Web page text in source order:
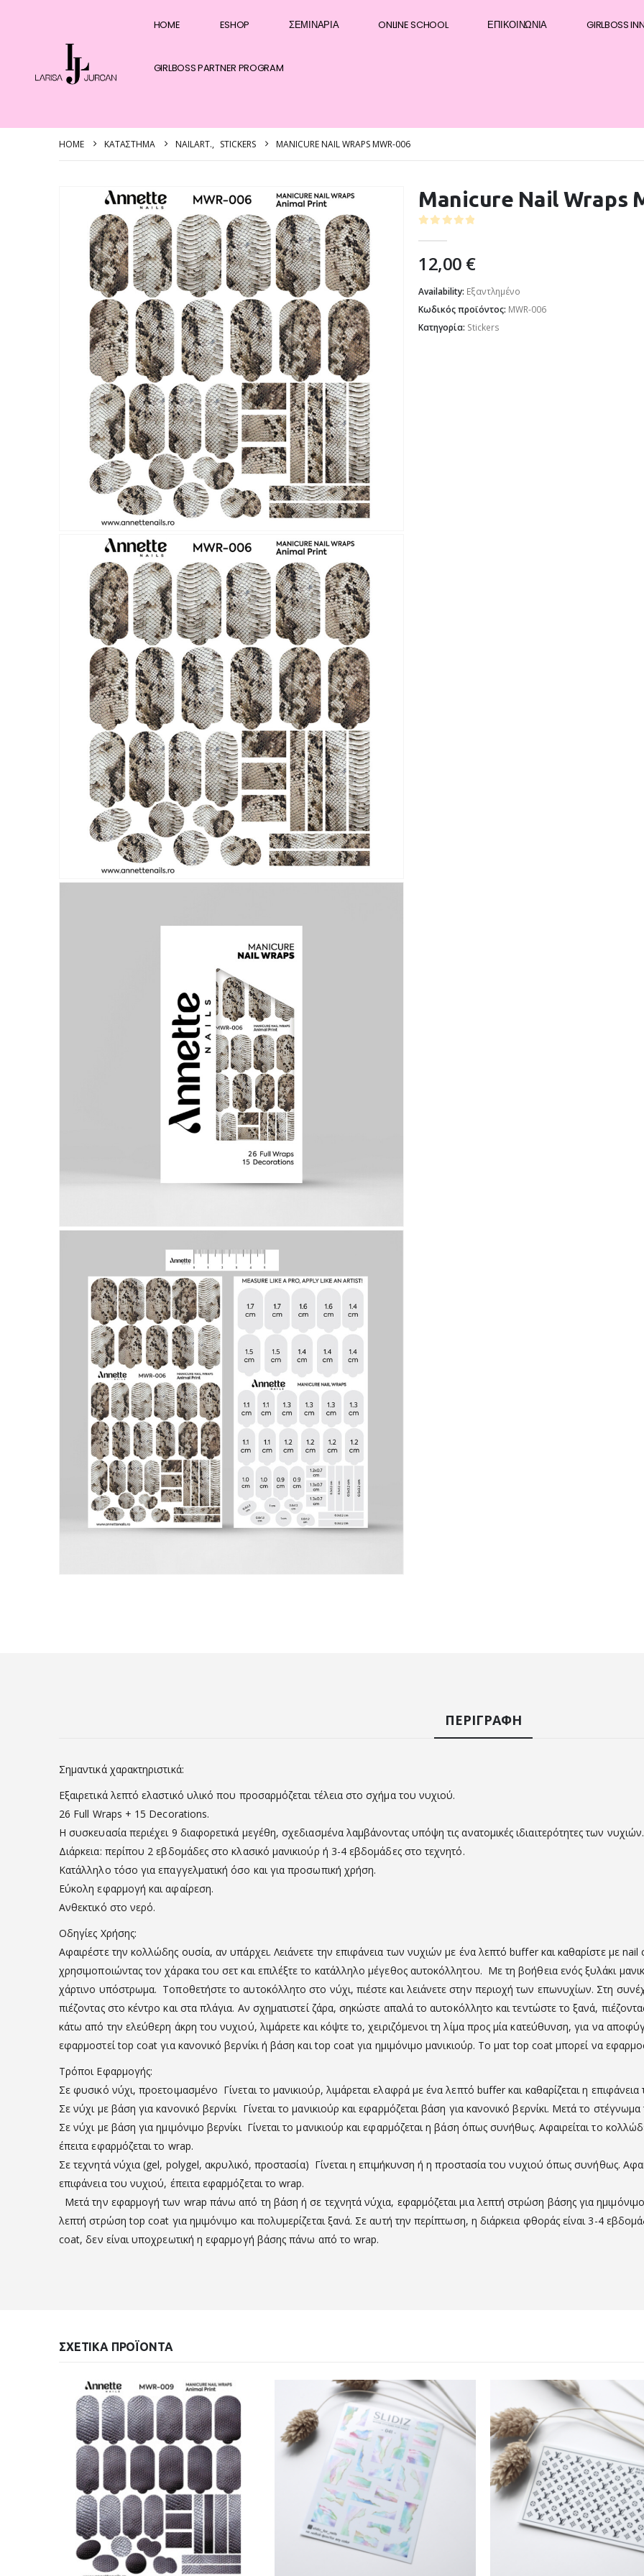
HOME ESHOP ΣΕΜΙΝΆΡΙΑ ONLINE SCHOOL ΕΠΙΚΟΙΝΩΝΊΑ GIRLBOSS
GIRLBOSS PARTNER PROGRAM
HOME ΚΑΤΆΣΤΗΜΑ NAILART., STICKERS MANICURE NAIL WRAPS MWR-006
Manicure Nail Wraps
12,00 €
Availability: Εξαντλημένο
Κωδικός προϊόντος: MWR-006
Κατηγορία: Stickers
ΠΕΡΙΓΡΑΦΉ
Σημαντικά χαρακτηριστικά:
Εξαιρετικά λεπτό ελαστικό υλικό που προσαρμόζεται τέλεια στο σχήμα του νυχιού.
26 Full Wraps + 15 Decorations.
Η συσκευασία περιέχει 9 διαφορετικά μεγέθη, σχεδιασμένα λαμβάνοντας υπόψη τις ανατομικές ιδιαιτερότητες των νυχιών.
Διάρκεια: περίπου 2 εβδομάδες στο κλασικό μανικιούρ ή 3-4 εβδομάδες στο τεχνητό.
Κατάλληλο τόσο για επαγγελματική όσο και για προσωπική χρήση.
Εύκολη εφαρμογή και αφαίρεση.
Ανθεκτικό στο νερό.
Οδηγίες Χρήσης:
Αφαιρέστε την κολλώδης ουσία, αν υπάρχει. Λειάνετε την επιφάνεια των νυχιών με ένα λεπτό buffer και καθαρίστε με
χρησιμοποιώντας τον χάρακα του σετ και επιλέξτε το κατάλληλο μέγεθος αυτοκόλλητου. Με τη βοήθεια ενός ξυλάκι
χάρτινο υπόστρωμα. Τοποθετήστε το αυτοκόλλητο στο νύχι, πιέστε και λειάνετε στην περιοχή των επωνυχίων. Στη
πιέζοντας στο κέντρο και στα πλάγια. Αν σχηματιστεί ζάρα, σηκώστε απαλά το αυτοκόλλητο και τεντώστε το ξανά,
κάτω από την ελεύθερη άκρη του νυχιού, λιμάρετε και κόψτε το, χειριζόμενοι τη λίμα προς μία κατεύθυνση, για να
εφαρμοστεί top coat για κανονικό βερνίκι ή βάση και top coat για ημιμόνιμο μανικιούρ. Το ματ top coat μπορεί να
Τρόποι Εφαρμογής:
Σε φυσικό νύχι, προετοιμασμένο Γίνεται το μανικιούρ, λιμάρεται ελαφρά με ένα λεπτό buffer και καθαρίζεται η
Σε νύχι με βάση για κανονικό βερνίκι Γίνεται το μανικιούρ και εφαρμόζεται βάση για κανονικό βερνίκι. Μετά το
Σε νύχι με βάση για ημιμόνιμο βερνίκι Γίνεται το μανικιούρ και εφαρμόζεται η βάση όπως συνήθως. Αφαιρείται το
έπειτα εφαρμόζεται το wrap.
Σε τεχνητά νύχια (gel, polygel, ακρυλικό, προστασία) Γίνεται η επιμήκυνση ή η προστασία του νυχιού όπως συνήθως.
επιφάνεια του νυχιού, έπειτα εφαρμόζεται το wrap.
Μετά την εφαρμογή των wrap πάνω από τη βάση ή σε τεχνητά νύχια, εφαρμόζεται μια λεπτή στρώση βάσης για ημιμόνιμο
λεπτή στρώση top coat για ημιμόνιμο και πολυμερίζεται ξανά. Σε αυτή την περίπτωση, η διάρκεια φθοράς είναι 3-4
coat, δεν είναι υποχρεωτική η εφαρμογή βάσης πάνω από το wrap.
ΣΧΕΤΙΚΆ ΠΡΟΪΌΝΤΑ